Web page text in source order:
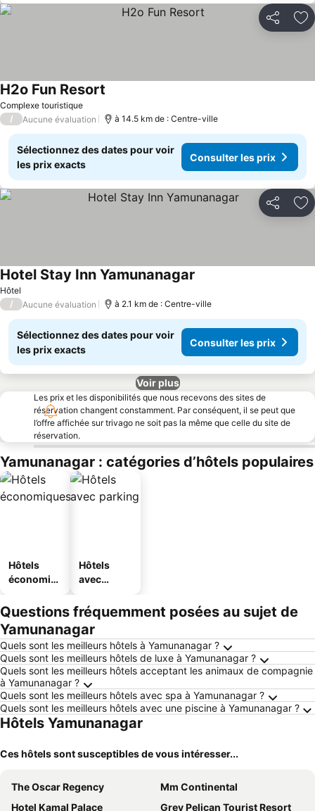
Partager
Complexe touristique
H2o Fun Resort
/ Aucune évaluation à 14.5 km de : Centre-ville
Sélectionnez des dates pour voir
les prix exacts
Consulter les prix
Partager
Hôtel
Hotel Stay Inn Yamunanagar
/ Aucune évaluation à 2.1 km de : Centre-ville
Sélectionnez des dates pour voir
les prix exacts
Consulter les prix
Voir plus
Les prix et les disponibilités que nous recevons des sites de
réservation changent constamment. Par conséquent, il se peut que
l’offre affichée sur trivago ne soit pas la même que celle du site de
réservation.
Yamunanagar : catégories d’hôtels populaires
Hôtels
économiq
Hôtels
avec
Questions fréquemment posées au sujet de
Yamunanagar
Quels sont les meilleurs hôtels à Yamunanagar ?
Quels sont les meilleurs hôtels de luxe à Yamunanagar ?
Quels sont les meilleurs hôtels acceptant les animaux de compagnie
à Yamunanagar ?
Quels sont les meilleurs hôtels avec spa à Yamunanagar ?
Quels sont les meilleurs hôtels avec une piscine à Yamunanagar ?
Hôtels Yamunanagar
Ces hôtels sont susceptibles de vous intéresser...
The Oscar Regency
Mm Continental
Hotel Kamal Palace
Grey Pelican Tourist Resort